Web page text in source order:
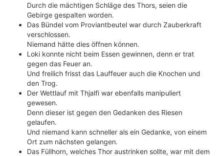
Durch die mächtigen Schläge des Thors, seien die
Gebirge gespalten worden.
Das Bündel vom Proviantbeutel war durch Zauberkraft
verschlossen.
Niemand hätte dies öffnen können.
Loki konnte nicht beim Essen gewinnen, denn er trat
gegen das Feuer an.
Und freilich frisst das Lauffeuer auch die Knochen und
den Trog.
Der Wettlauf mit Thjalfi war ebenfalls manipuliert
gewesen.
Denn dieser ist gegen den Gedanken des Riesen
gelaufen.
Und niemand kann schneller als ein Gedanke, von einem
Ort zum nächsten gelangen.
Das Füllhorn, welches Thor austrinken sollte, war mit dem